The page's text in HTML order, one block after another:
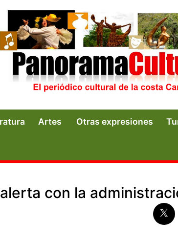
Artes Otras expresiones
con la